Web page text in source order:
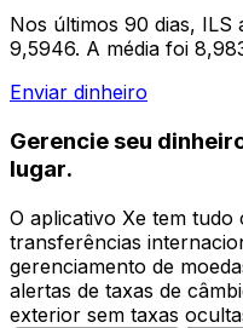
Nos últimos 90 dias,
9,5946. A média foi
Enviar dinheiro
Gerencie seu
lugar.
O aplicativo Xe tem
transferências
gerenciamento de
alertas de taxas de
exterior sem taxas